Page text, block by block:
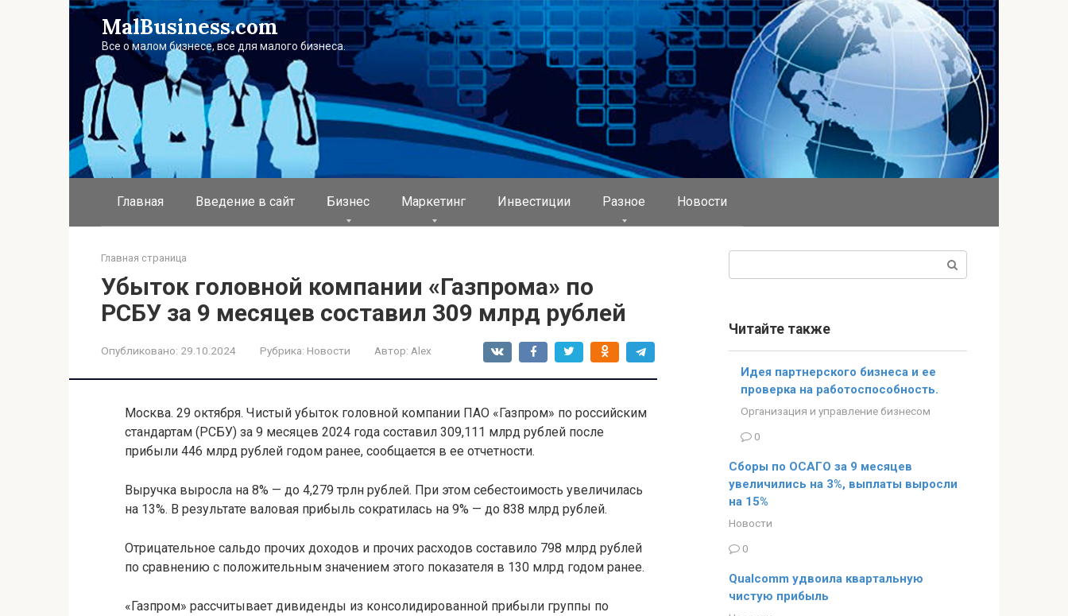
MalBusiness.com
Все о малом бизнесе, все для малого бизнеса.
Главная Введение в сайт Бизнес Маркетинг Инвестиции Разное Новости
Главная страница
Убыток головной компании «Газпрома» по
РСБУ за 9 месяцев составил 309 млрд рублей
Опубликовано: 29.10.2024 Рубрика: Новости Автор: Alex
Москва. 29 октября. Чистый убыток головной компании ПАО «Газпром» по российским
стандартам (РСБУ) за 9 месяцев 2024 года составил 309,111 млрд рублей после
прибыли 446 млрд рублей годом ранее, сообщается в ее отчетности.
Выручка выросла на 8% — до 4,279 трлн рублей. При этом себестоимость увеличилась
на 13%. В результате валовая прибыль сократилась на 9% — до 838 млрд рублей.
Отрицательное сальдо прочих доходов и прочих расходов составило 798 млрд рублей
по сравнению с положительным значением этого показателя в 130 млрд годом ранее.
«Газпром» рассчитывает дивиденды из консолидированной прибыли группы по
Читайте также
Идея партнерского бизнеса и ее
проверка на работоспособность.
Организация и управление бизнесом
0
Сборы по ОСАГО за 9 месяцев
увеличились на 3%, выплаты выросли
на 15%
Новости
0
Qualcomm удвоила квартальную
чистую прибыль